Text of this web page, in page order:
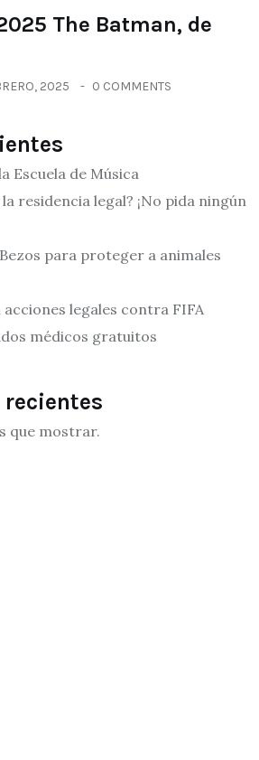
The Batman, de
2025 0 COMMENTS
Escuela de Música
la residencia legal? ¡No pida ningún
para proteger a animales
acciones legales contra FIFA
médicos gratuitos
que mostrar.